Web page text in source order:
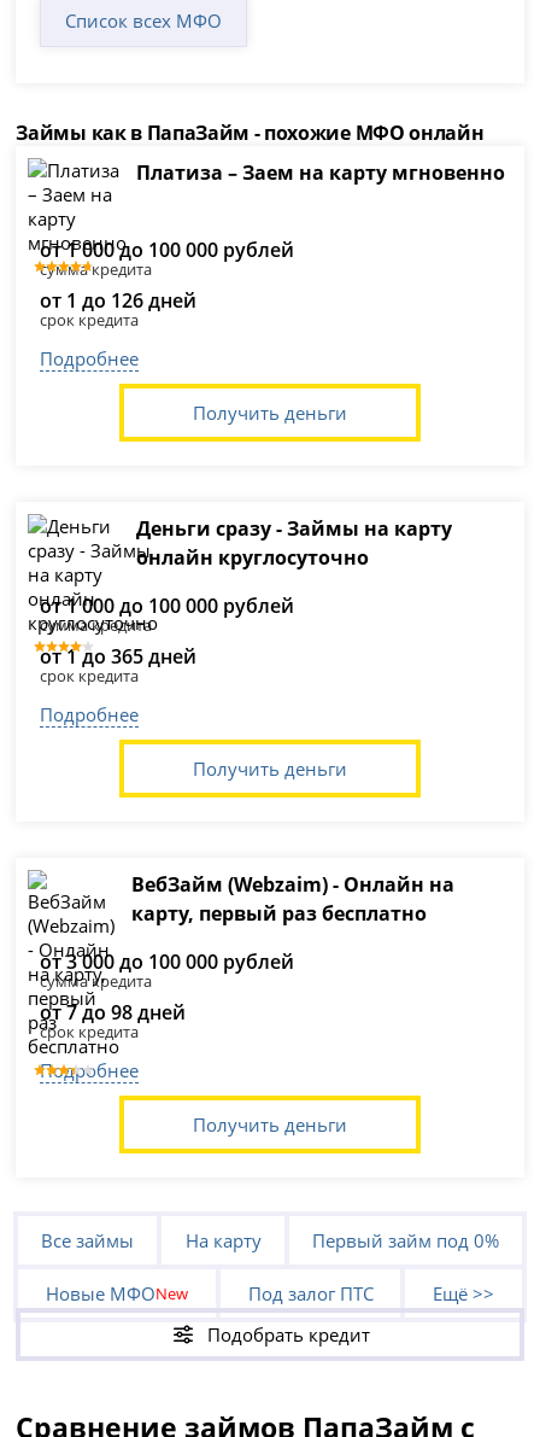
Список всех МФО
Займы как в ПапаЗайм - похожие МФО онлайн
Платиза – Заем на карту мгновенно
от 1 000 до 100 000 рублей
сумма кредита
от 1 до 126 дней
срок кредита
Подробнее
Получить деньги
Деньги сразу - Займы на карту
онлайн круглосуточно
от 1 000 до 100 000 рублей
сумма кредита
от 1 до 365 дней
срок кредита
Подробнее
Получить деньги
ВебЗайм (Webzaim) - Онлайн на
карту, первый раз бесплатно
от 3 000 до 100 000 рублей
сумма кредита
от 7 до 98 дней
срок кредита
Подробнее
Получить деньги
Все займы На карту Первый займ под 0%
Новые МФОNew Под залог ПТС
Ещё >>
Подобрать кредит
Сравнение займов ПапаЗайм с